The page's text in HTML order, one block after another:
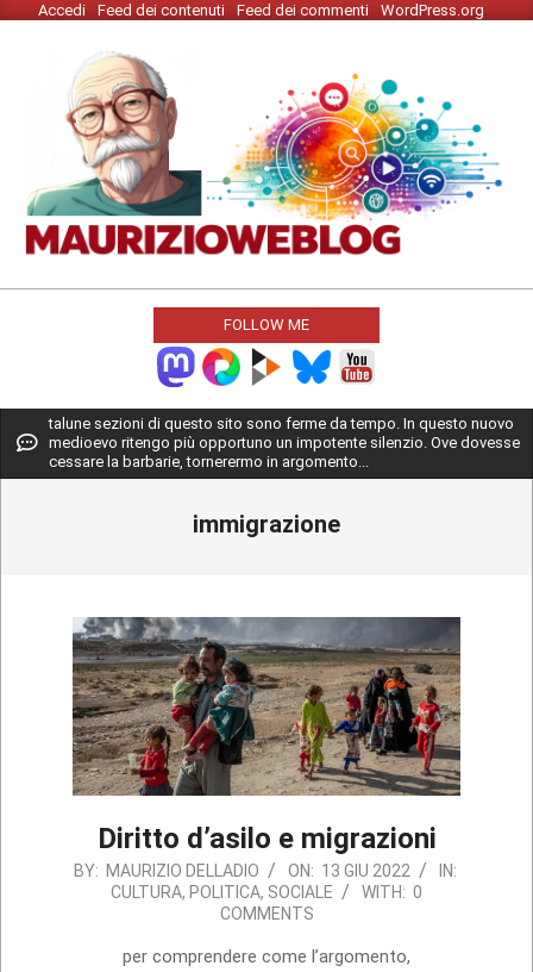
Skip Accedi Feed dei contenuti Feed dei commenti WordPress.org
MAURIZIO
WEBLOG
FOLLOW ME
Primary
Navigation
Menu
talune sezioni di questo sito sono ferme da tempo. In questo nuovo
medioevo ritengo più opportuno un impotente silenzio. Ove dovesse
cessare la barbarie, tornerermo in argomento...
immigrazione
Diritto d’asilo e migrazioni
2022-
BY: MAURIZIO DELLADIO ON: 13 GIU 2022
IN:
CULTURA, POLITICA, SOCIALE WITH: 0
COMMENTS
per comprendere come l’argomento,